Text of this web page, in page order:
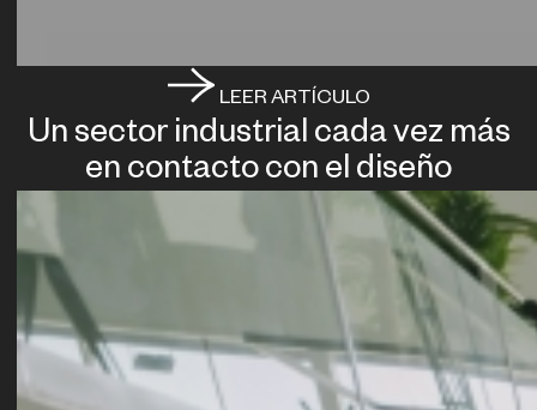
LEER ARTÍCULO
Un sector industrial cada vez más
en contacto con el diseño